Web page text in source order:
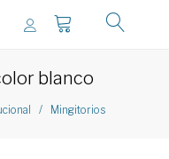
blanco
/ Mingitorios